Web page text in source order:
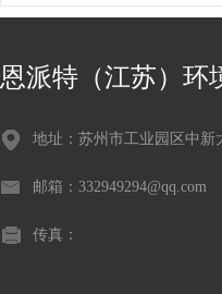
恩派特（江苏）环
地址：苏州市工业园区中新
邮箱：332949294@qq.com
传真：